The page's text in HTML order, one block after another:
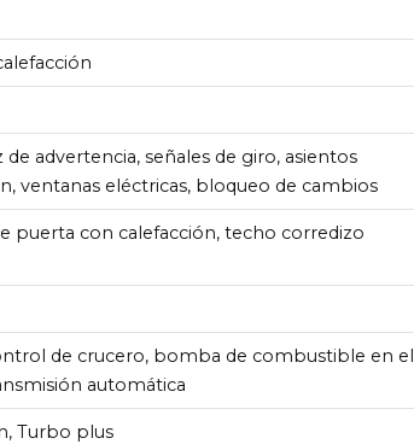
advertencia, señales de giro, asientos
ventanas eléctricas, bloqueo de cambios
puerta con calefacción, techo corredizo
de crucero, bomba de combustible en el
automática
Turbo plus